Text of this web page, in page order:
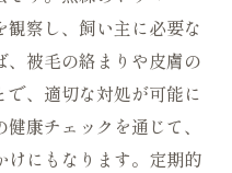
察し、飼い主に必要な
、被毛の絡まりや皮膚の
で、適切な対処が可能に
康チェックを通じて、
けにもなります。定期的